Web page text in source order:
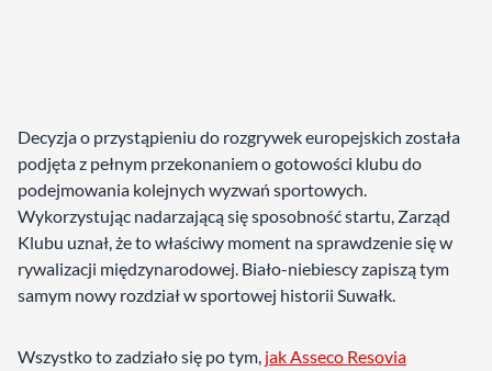
Decyzja o przystąpieniu do rozgrywek europejskich została
podjęta z pełnym przekonaniem o gotowości klubu do
podejmowania kolejnych wyzwań sportowych.
Wykorzystując nadarzającą się sposobność startu, Zarząd
Klubu uznał, że to właściwy moment na sprawdzenie się w
rywalizacji międzynarodowej. Biało-niebiescy zapiszą tym
samym nowy rozdział w sportowej historii Suwałk.
Wszystko to zadziało się po tym, jak Asseco Resovia